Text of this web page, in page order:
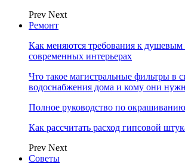
Prev Next
Ремонт
Как меняются требования к душевым
современных интерьерах
Что такое магистральные фильтры в
водоснабжения дома и кому они
Полное руководство по
Как рассчитать расход гипсовой
Prev Next
Советы